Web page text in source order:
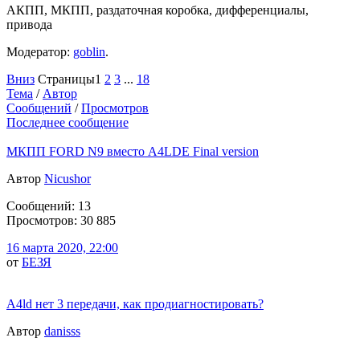
АКПП, МКПП, раздаточная коробка, дифференциалы,
привода
Модератор: goblin.
Вниз Страницы1 2 3 ... 18
Тема / Автор
Сообщений /Просмотров
Последнее сообщение
МКПП FORD N9 вместо A4LDE Final version
Автор Nicushor
Сообщений: 13
Просмотров: 30 885
16 марта 2020, 22:00
от БЕЗЯ
A4ld нет 3 передачи, как продиагностировать?
Автор danisss